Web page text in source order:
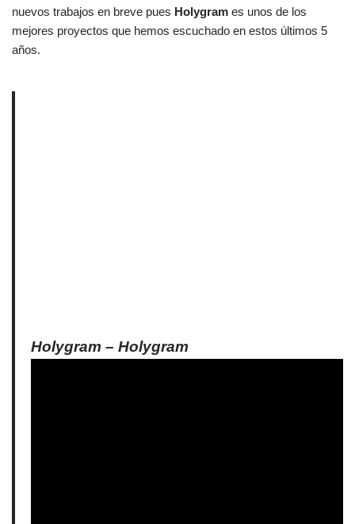
nuevos trabajos en breve pues Holygram es unos de los
mejores proyectos que hemos escuchado en estos últimos 5
años.
Holygram ‎– Holygram